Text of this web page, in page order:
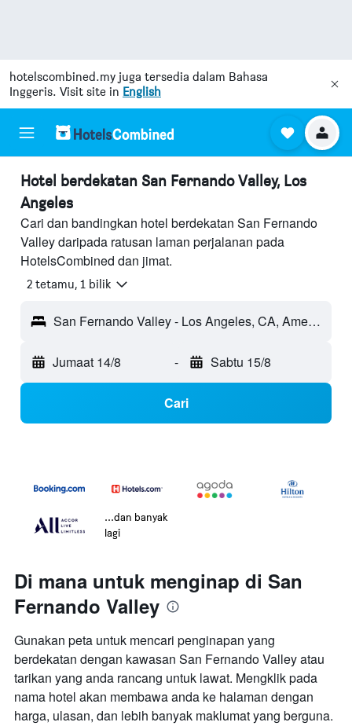
hotelscombined.my juga tersedia dalam Bahasa
Inggeris. Visit site in English
Hotel berdekatan San Fernando Valley, Los
Angeles
Cari dan bandingkan hotel berdekatan San Fernando
Valley daripada ratusan laman perjalanan pada
HotelsCombined dan jimat.
2 tetamu, 1 bilik
San Fernando Valley - Los Angeles, CA, Amerika Syarikat
Jumaat 14/8 - Sabtu 15/8
Cari
...dan banyak
lagi
Di mana untuk menginap di San
Fernando Valley
Gunakan peta untuk mencari penginapan yang
berdekatan dengan kawasan San Fernando Valley atau
tarikan yang anda rancang untuk lawat. Mengklik pada
nama hotel akan membawa anda ke halaman dengan
harga, ulasan, dan lebih banyak maklumat yang berguna.